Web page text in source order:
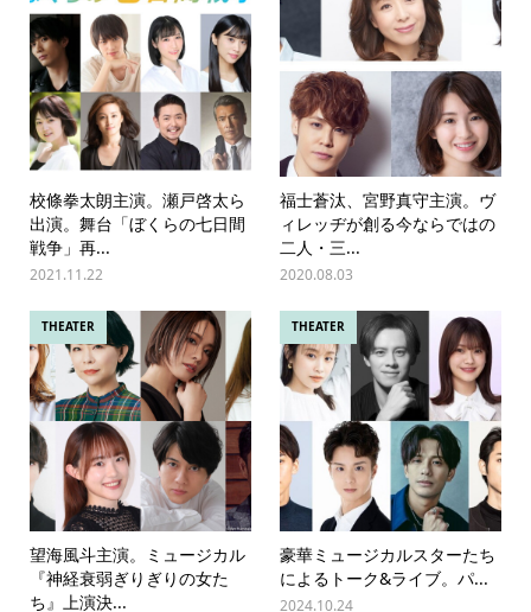
校條拳太朗主演。瀬戸啓太ら
出演。舞台「ぼくらの七日間
戦争」再...
2021.11.22
福士蒼汰、宮野真守主演。ヴ
ィレッヂが創る今ならではの
二人・三...
2020.08.03
THEATER
望海風斗主演。ミュージカル
『神経衰弱ぎりぎりの女た
ち』上演決...
THEATER
豪華ミュージカルスターたち
によるトーク&ライブ。パ...
2024.10.24